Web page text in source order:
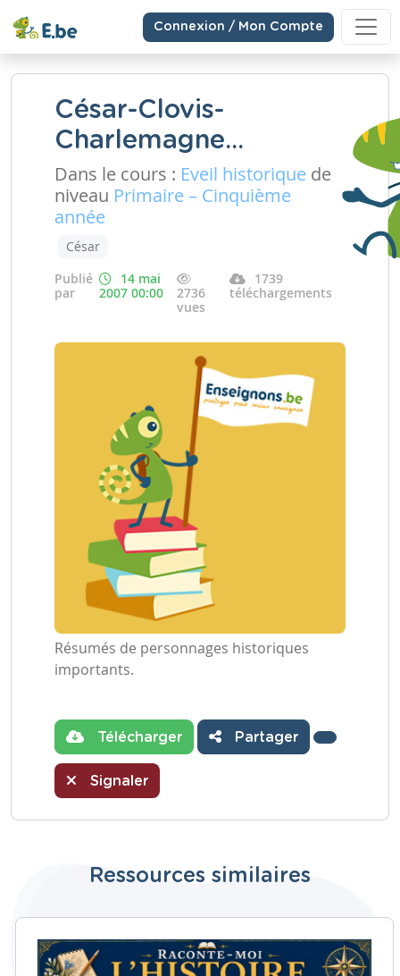
Connexion / Mon Compte
César-Clovis-
Charlemagne...
Dans le cours : Eveil historique de
niveau Primaire – Cinquième
année
César
Publié
par
14 mai
2007 00:00
2736
vues
1739
téléchargements
Résumés de personnages historiques
importants.
Télécharger Partager
Signaler
Ressources similaires